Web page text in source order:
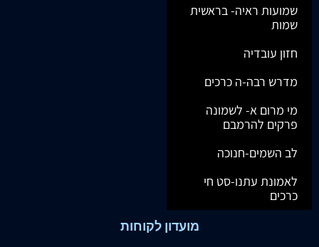
שמועות ראיה- בראשית
שמות
חזון עובדיה
מדרש רבה-ה כרכים
מי מרום א- לשמונה
פרקים להרמבם
לב השמים-חנוכה
לאמונת עתנו-סט חי
כרכים
מועדון לקוחות